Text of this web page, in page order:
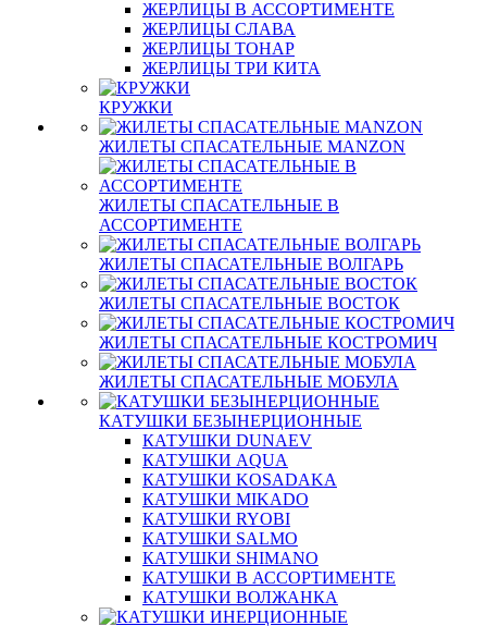
ЖЕРЛИЦЫ В АССОРТИМЕНТЕ
ЖЕРЛИЦЫ СЛАВА
ЖЕРЛИЦЫ ТОНАР
ЖЕРЛИЦЫ ТРИ КИТА
КРУЖКИ
ЖИЛЕТЫ СПАСАТЕЛЬНЫЕ MANZON
ЖИЛЕТЫ СПАСАТЕЛЬНЫЕ В
АССОРТИМЕНТЕ
ЖИЛЕТЫ СПАСАТЕЛЬНЫЕ ВОЛГАРЬ
ЖИЛЕТЫ СПАСАТЕЛЬНЫЕ ВОСТОК
ЖИЛЕТЫ СПАСАТЕЛЬНЫЕ КОСТРОМИЧ
ЖИЛЕТЫ СПАСАТЕЛЬНЫЕ МОБУЛА
КАТУШКИ БЕЗЫНЕРЦИОННЫЕ
КАТУШКИ DUNAEV
КАТУШКИ AQUA
КАТУШКИ KOSADAKA
КАТУШКИ MIKADO
КАТУШКИ RYOBI
КАТУШКИ SALMO
КАТУШКИ SHIMANO
КАТУШКИ В АССОРТИМЕНТЕ
КАТУШКИ ВОЛЖАНКА